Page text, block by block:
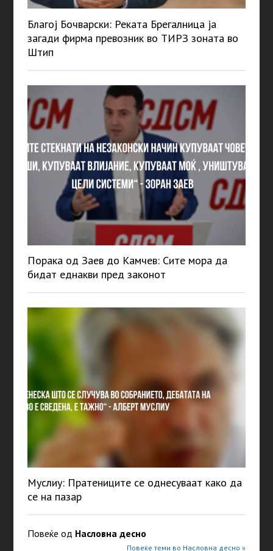
Благој Бочварски: Реката Брегалница ја
загади фирма превозник во ТИРЗ зоната во
Штип
Порака од Заев до Камчев: Сите мора да
бидат еднакви пред законот
Муслиу: Пратениците се однесуваат како да
се на пазар
Повеќе од Насловна десно
Повеќе теми во Насловна десно »